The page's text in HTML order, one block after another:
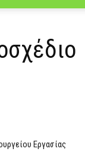
Green
Εργασίας